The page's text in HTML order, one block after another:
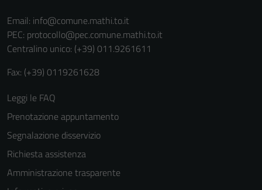
Email: info@comune.mathi.to.it
PEC: protocollo@pec.comune.mathi.to.it
Centralino unico: (+39) 011.9261611
Fax: (+39) 0119261628
Leggi le FAQ
Prenotazione appuntamento
Segnalazione disservizio
Richiesta assistenza
Amministrazione trasparente